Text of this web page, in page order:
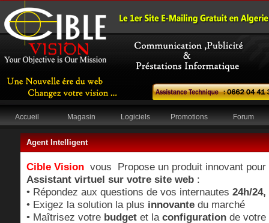
Accueil Magasin Logiciels Promotions Forum
Agent Intelligent
Cible Vision vous Propose un produit innovant
Assistant virtuel sur votre site web :
• Répondez aux questions de vos internautes 24h/24,
• Exigez la solution la plus innovante du marché
• Maîtrisez votre budget et la configuration de